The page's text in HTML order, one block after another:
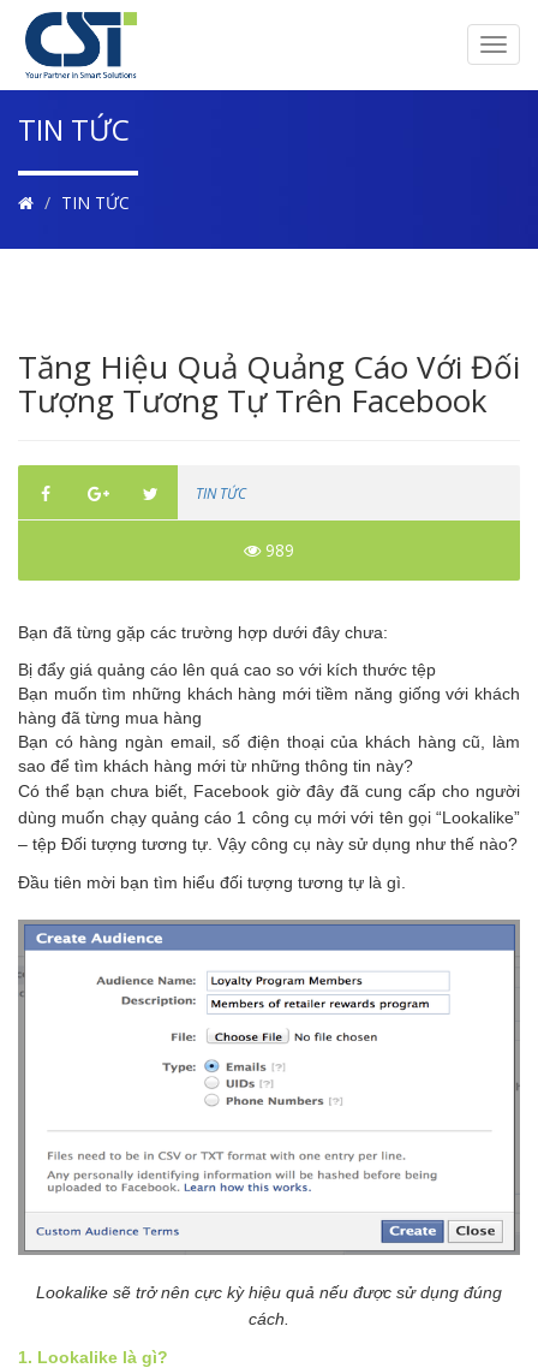
TIN TỨC
TIN TỨC
Tăng Hiệu Quả Quảng Cáo Với Đối
Tượng Tương Tự Trên Facebook
TIN TỨC
989
Bạn đã từng gặp các trường hợp dưới đây chưa:
Bị đẩy giá quảng cáo lên quá cao so với kích thước tệp
Bạn muốn tìm những khách hàng mới tiềm năng giống với khách
hàng đã từng mua hàng
Bạn có hàng ngàn email, số điện thoại của khách hàng cũ, làm
sao để tìm khách hàng mới từ những thông tin này?
Có thể bạn chưa biết, Facebook giờ đây đã cung cấp cho người
dùng muốn chạy quảng cáo 1 công cụ mới với tên gọi “Lookalike”
– tệp Đối tượng tương tự. Vậy công cụ này sử dụng như thế nào?
Đầu tiên mời bạn tìm hiểu đối tượng tương tự là gì.
Lookalike sẽ trở nên cực kỳ hiệu quả nếu được sử dụng đúng
cách.
1. Lookalike là gì?